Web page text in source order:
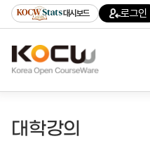
기
기
기
content)
가
대시보드 로그인
대학강의